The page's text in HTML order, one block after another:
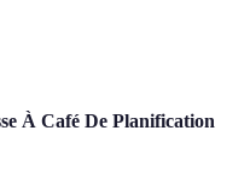
À Café De Planification